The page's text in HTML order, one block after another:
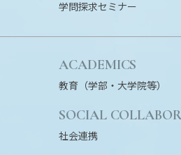
学問探求セミナー
ACADEMICS
教育（学部・大学院等）
SOCIAL
社会連携